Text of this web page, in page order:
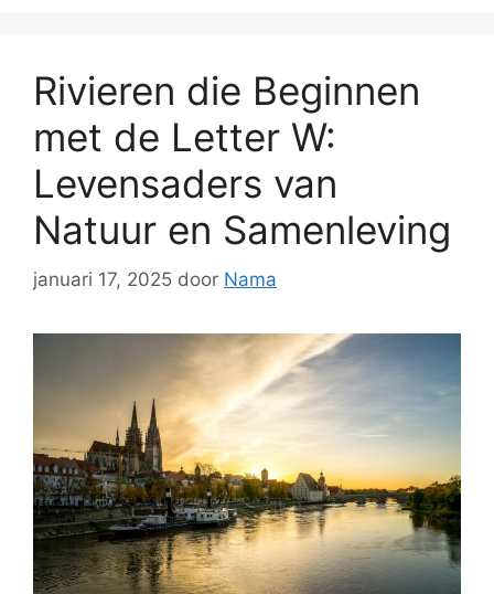
Rivieren die Beginnen
met de Letter W:
Levensaders van
Natuur en Samenleving
januari 17, 2025 door Nama